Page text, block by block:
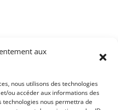
aux
nous utilisons des technologies
ou accéder aux informations des
technologies nous permettra de